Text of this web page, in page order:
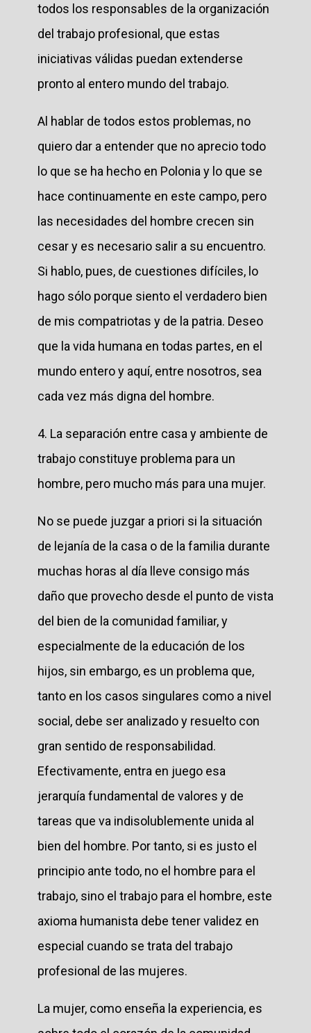
todos los responsables de la organización
del trabajo profesional, que estas
iniciativas válidas puedan extenderse
pronto al entero mundo del trabajo.
Al hablar de todos estos problemas, no
quiero dar a entender que no aprecio todo
lo que se ha hecho en Polonia y lo que se
hace continuamente en este campo, pero
las necesidades del hombre crecen sin
cesar y es necesario salir a su encuentro.
Si hablo, pues, de cuestiones difíciles, lo
hago sólo porque siento el verdadero bien
de mis compatriotas y de la patria. Deseo
que la vida humana en todas partes, en el
mundo entero y aquí, entre nosotros, sea
cada vez más digna del hombre.
4. La separación entre casa y ambiente de
trabajo constituye problema para un
hombre, pero mucho más para una mujer.
No se puede juzgar a priori si la situación
de lejanía de la casa o de la familia durante
muchas horas al día lleve consigo más
daño que provecho desde el punto de vista
del bien de la comunidad familiar, y
especialmente de la educación de los
hijos, sin embargo, es un problema que,
tanto en los casos singulares como a nivel
social, debe ser analizado y resuelto con
gran sentido de responsabilidad.
Efectivamente, entra en juego esa
jerarquía fundamental de valores y de
tareas que va indisolublemente unida al
bien del hombre. Por tanto, si es justo el
principio ante todo, no el hombre para el
trabajo, sino el trabajo para el hombre, este
axioma humanista debe tener validez en
especial cuando se trata del trabajo
profesional de las mujeres.
La mujer, como enseña la experiencia, es